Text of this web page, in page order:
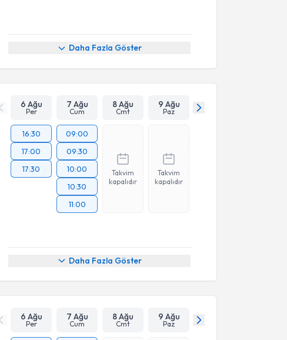
Daha Fazla Göster
6 Ağu
Per
7 Ağu
Cum
8 Ağu
Cmt
9 Ağu
Paz
16:30
17:00
17:30
09:00
09:30
10:00
10:30
11:00
Takvim
kapalıdır
Takvim
kapalıdır
Daha Fazla Göster
6 Ağu
Per
7 Ağu
Cum
8 Ağu
Cmt
9 Ağu
Paz